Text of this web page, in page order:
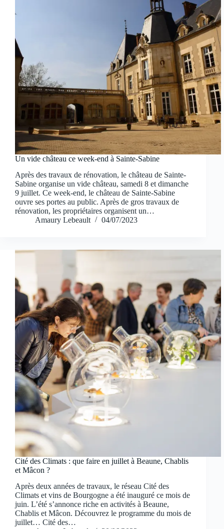
Un vide château ce week-end à Sainte-Sabine
Après des travaux de rénovation, le château de Sainte-
Sabine organise un vide château, samedi 8 et dimanche
9 juillet. Ce week-end, le château de Sainte-Sabine
ouvre ses portes au public. Après de gros travaux de
rénovation, les propriétaires organisent un…
Amaury Lebeault
04/07/2023
Cité des Climats : que faire en juillet à Beaune, Chablis
et Mâcon ?
Après deux années de travaux, le réseau Cité des
Climats et vins de Bourgogne a été inauguré ce mois de
juin. L’été s’annonce riche en activités à Beaune,
Chablis et Mâcon. Découvrez le programme du mois de
juillet… Cité des…